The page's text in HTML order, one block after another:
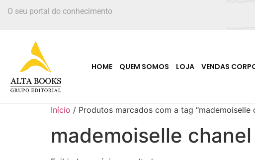
O seu portal do conhecimento
HOME QUEM SOMOS LOJA VENDAS
Início / Produtos marcados com a tag “mademoiselle
mademoiselle